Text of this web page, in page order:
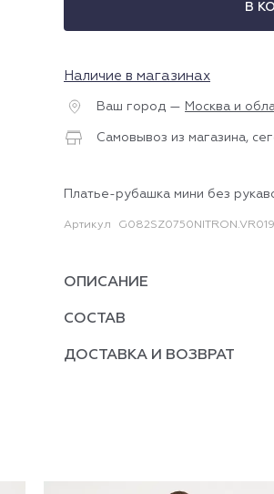
В
Наличие в магазинах
Ваш город — Москва и
Самовывоз из магазина,
Платье-рубашка мини без
Артикул G082SZ0750NITRON.VR019
ОПИСАНИЕ
СОСТАВ
ДОСТАВКА И ВОЗВРАТ